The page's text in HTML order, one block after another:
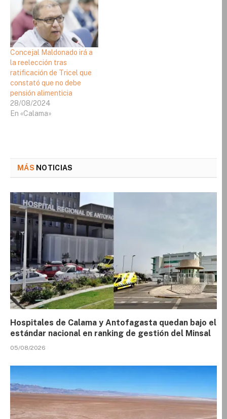
Concejal Maldonado irá a
la reelección tras
ratificación de Tricel que
constató que no debe
pensión alimenticia
28/08/2024
En «Calama»
MÁS NOTICIAS
Hospitales de Calama y Antofagasta quedan bajo el
estándar nacional en ranking de gestión del Minsal
05/08/2026